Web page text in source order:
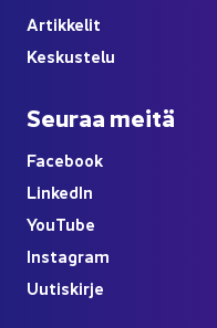
Ar­tik­ke­lit
Kes­kus­te­lu
Seu­raa meitä
Face­book
Lin­ke­dIn
YouTube
Ins­ta­gram
Uu­tis­kir­je